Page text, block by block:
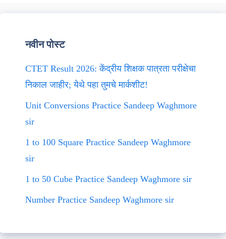
नवीन पोस्ट
CTET Result 2026: केंद्रीय शिक्षक पात्रता परीक्षेचा
निकाल जाहीर; येथे पहा तुमचे मार्कशीट!
Unit Conversions Practice Sandeep Waghmore
sir
1 to 100 Square Practice Sandeep Waghmore
sir
1 to 50 Cube Practice Sandeep Waghmore sir
Number Practice Sandeep Waghmore sir